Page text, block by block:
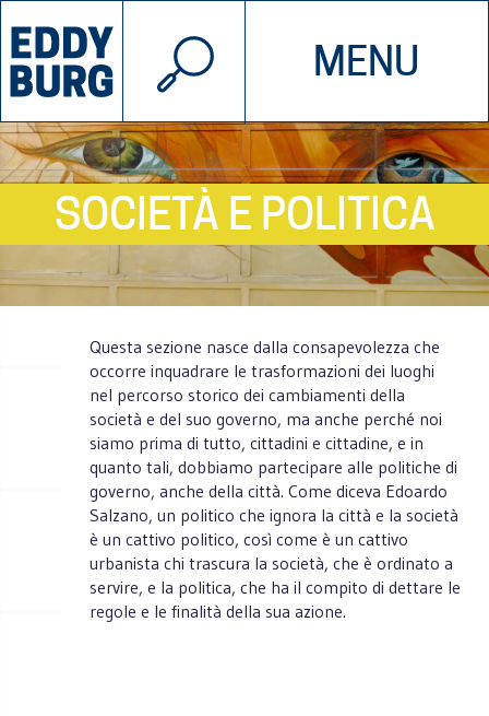
MENU
INIZIATIVE CHI SIAMO
SOSTIENICI CONTATTACI
© 2026 EDDYBURG
SOCIETÀ E POLITICA
Questa sezione nasce dalla consapevolezza che
occorre inquadrare le trasformazioni dei luoghi
nel percorso storico dei cambiamenti della
società e del suo governo, ma anche perché noi
siamo prima di tutto, cittadini e cittadine, e in
quanto tali, dobbiamo partecipare alle politiche di
governo, anche della città. Come diceva Edoardo
Salzano, un politico che ignora la città e la società
è un cattivo politico, così come è un cattivo
urbanista chi trascura la società, che è ordinato a
servire, e la politica, che ha il compito di dettare le
regole e le finalità della sua azione.